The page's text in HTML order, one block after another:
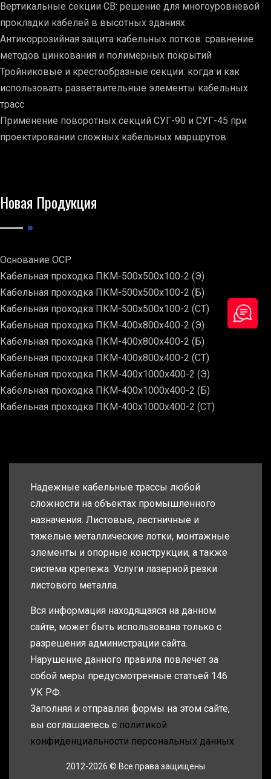
Вертикальные секции СВ: решение для многоуровневой
прокладки кабелей в высотных зданиях
Антикоррозийная защита кабельных лотков: сравнение
методов цинкования и полимерных покрытий
Тройниковые и крестообразные секции: когда и как
использовать разветвительные элементы кабельных
трасс
Применение поворотных секций СУГ-90 и СУГ-45 при
проектировании сложных кабельных маршрутов
Новая Продукция
Основание ОСР
Кабельная проходка ПКМ-500х500х100-2 (Э)
Кабельная проходка ПКМ-500х500х100-2 (Б)
Кабельная проходка ПКМ-500х500х100-2 (СТ)
Кабельная проходка ПКМ-400х800х400-2 (Э)
Кабельная проходка ПКМ-400х800х400-2 (Б)
Кабельная проходка ПКМ-400х800х400-2 (СТ)
Кабельная проходка ПКМ-400х1000х400-2 (Э)
Кабельная проходка ПКМ-400х1000х400-2 (Б)
Кабельная проходка ПКМ-400х1000х400-2 (СТ)
Надежные кабельные трассы любой
сложности на объектах промышленного
назначения. Листовые, лестничные и
тяжелые металлические лотки, монтажные
элементы и опорные конструкции, а также
система крепежа. Услуги лазерной резки
листового металла.
Вся информация находящаяся на данном
сайте, может быть использована только с
разрешения администрации сайта.
Нарушение данного правила повлечет за
собой меры предусмотренные статьей 146
УК РФ.
Заполняя и отправляя формы на этом сайте,
вы соглашаетесь с политикой
конфиденциальности персональных данных
2012-2026 © Все права защищены